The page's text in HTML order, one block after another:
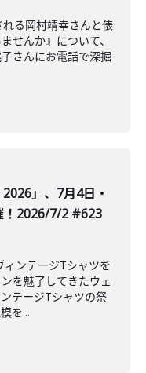
る岡村靖幸さんと俵
せんか』について、
さんにお電話で深掘
2026」、7月4日・
！2026/7/2 #623
ンテージTシャツを
を魅了してきたウェ
テージTシャツの祭
を...